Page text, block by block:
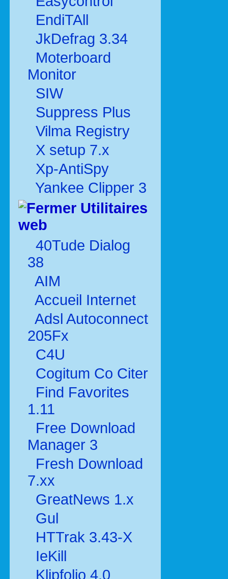
EndiTAll
JkDefrag 3.34
Moterboard
Monitor
SIW
Suppress Plus
Vilma Registry
X setup 7.x
Xp-AntiSpy
Yankee Clipper 3
Utilitaires
web
40Tude Dialog
38
AIM
Accueil Internet
Adsl Autoconnect
205Fx
C4U
Cogitum Co Citer
Find Favorites
1.11
Free Download
Manager 3
Fresh Download
7.xx
GreatNews 1.x
Gul
HTTrak 3.43-X
IeKill
Klipfolio 4.0